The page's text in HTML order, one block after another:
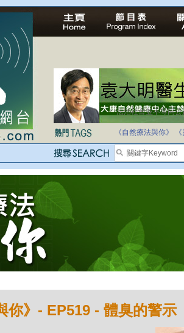
法治社會並不等同公
自家教育合法化-推
《自然療法與你》
你》- EP519 - 體臭的警示